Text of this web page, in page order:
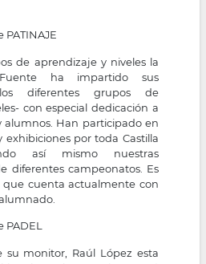
PATINAJE
de aprendizaje y niveles la
ha impartido sus
diferentes grupos de
con especial dedicación a
alumnos. Han participado en
por toda Castilla
así mismo nuestras
diferentes campeonatos. Es
que cuenta actualmente con
su monitor, Raúl López esta